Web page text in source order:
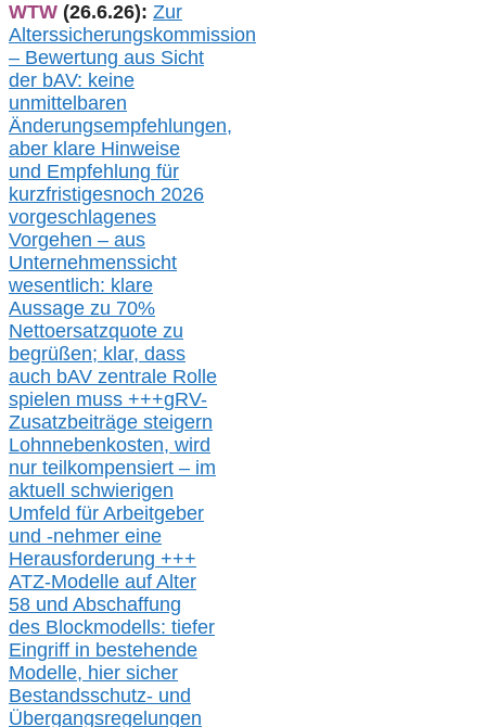
WTW (26.6.26): Zur
Alterssicherungskommission
– Bewertung aus Sicht
der bAV: keine
unmittelbaren
Änderungsempfehlungen,
aber klare Hinweise
und Empfehlung für
kurzfristigesnoch 2026
vorgeschlagenes
Vorgehen – aus
Unternehmenssicht
wesentlich: klare
Aussage zu 70%
Nettoersatzquote zu
begrüßen; klar, dass
auch bAV zentrale Rolle
spielen muss +++gRV-
Zusatzbeiträge steigern
Lohnnebenkosten, wird
nur teilkompensiert – im
aktuell schwierigen
Umfeld für Arbeitgeber
und -nehmer eine
Herausforderung +++
ATZ-Modelle auf Alter
58 und Abschaffung
des Blockmodells: tiefer
Eingriff in bestehende
Modelle, hier sicher
Bestandsschutz- und
Übergangsregelungen